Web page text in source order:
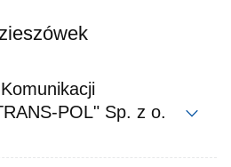
POL" Sp. z o.